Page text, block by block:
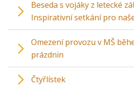
Beseda s vojáky z letecké
Inspirativní setkání pro
Omezení provozu v MŠ
prázdnin
Čtyřlístek